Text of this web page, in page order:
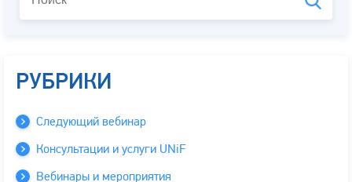
РУБРИКИ
Следующий вебинар
Консультации и услуги UNiF
Вебинары и мероприятия